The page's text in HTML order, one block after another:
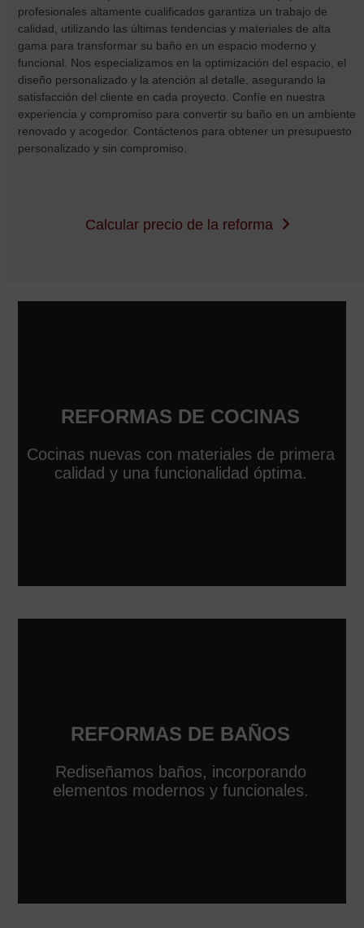
profesionales altamente cualificados garantiza un trabajo de
calidad, utilizando las últimas tendencias y materiales de alta
gama para transformar su baño en un espacio moderno y
funcional. Nos especializamos en la optimización del espacio, el
diseño personalizado y la atención al detalle, asegurando la
satisfacción del cliente en cada proyecto. Confíe en nuestra
experiencia y compromiso para convertir su baño en un ambiente
renovado y acogedor. Contáctenos para obtener un presupuesto
personalizado y sin compromiso.
Calcular precio de la reforma
REFORMAS DE COCINAS
Cocinas nuevas con materiales de primera
calidad y una funcionalidad óptima.
REFORMAS DE BAÑOS
Rediseñamos baños, incorporando
elementos modernos y funcionales.